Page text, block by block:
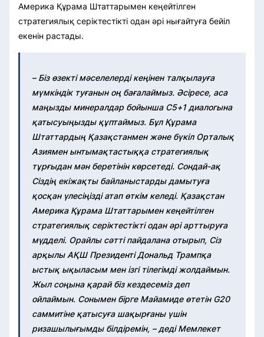
Америка Құрама Штаттарымен кеңейтілген
стратегиялық серіктестікті одан әрі нығайтуға бейіл
екенін растады.
– Біз өзекті мәселелерді кеңінен талқылауға
мүмкіндік туғанын оң бағалаймыз. Әсіресе, аса
маңызды минералдар бойынша C5+1 диалогына
қатысуыңызды құптаймыз. Бұл Құрама
Штаттардың Қазақстанмен және бүкіл Орталық
Азиямен ынтымақтастыққа стратегиялық
тұрғыдан мән беретінін көрсетеді. Сондай-ақ
Сіздің екіжақты байланыстарды дамытуға
қосқан үлесіңізді атап өткім келеді. Қазақстан
Америка Құрама Штаттарымен кеңейтілген
стратегиялық серіктестікті одан әрі арттыруға
мүдделі. Орайлы сәтті пайдалана отырып, Сіз
арқылы АҚШ Президенті Дональд Трампқа
ыстық ықыласым мен ізгі тілегімді жолдаймын.
Жыл соңына қарай біз кездесеміз деп
ойлаймын. Сонымен бірге Майамиде өтетін G20
саммитіне қатысуға шақырғаны үшін
ризашылығымды білдіремін, – деді Мемлекет